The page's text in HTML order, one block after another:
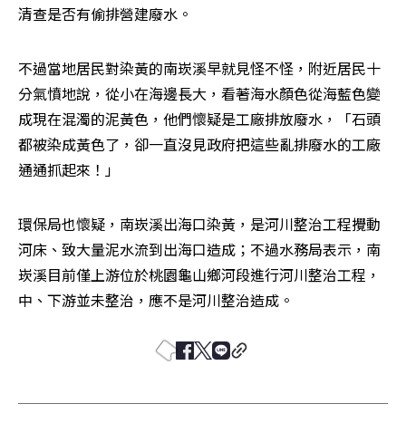
清查是否有偷排營建廢水。
不過當地居民對染黃的南崁溪早就見怪不怪，附近居民十
分氣憤地說，從小在海邊長大，看著海水顏色從海藍色變
成現在混濁的泥黃色，他們懷疑是工廠排放廢水，「石頭
都被染成黃色了，卻一直沒見政府把這些亂排廢水的工廠
通通抓起來！」
環保局也懷疑，南崁溪出海口染黃，是河川整治工程攪動
河床、致大量泥水流到出海口造成；不過水務局表示，南
崁溪目前僅上游位於桃園龜山鄉河段進行河川整治工程，
中、下游並未整治，應不是河川整治造成。